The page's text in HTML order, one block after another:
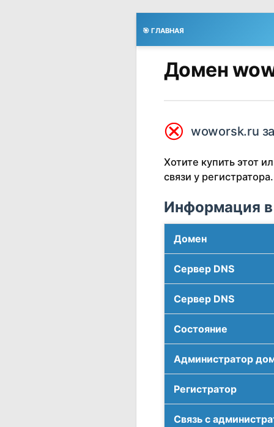
🎯 ГЛАВНАЯ
Домен
⮿ woworsk.ru
Хотите купить этот
связи у регистратора.
Информация в
Домен
Сервер DNS
Сервер DNS
Соcтояние
Администратор
Регистратор
Связь с